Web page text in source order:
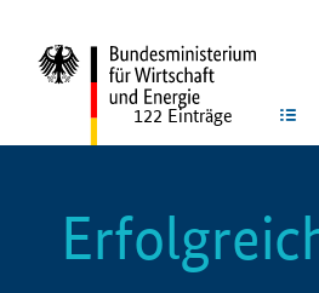
122 Einträge